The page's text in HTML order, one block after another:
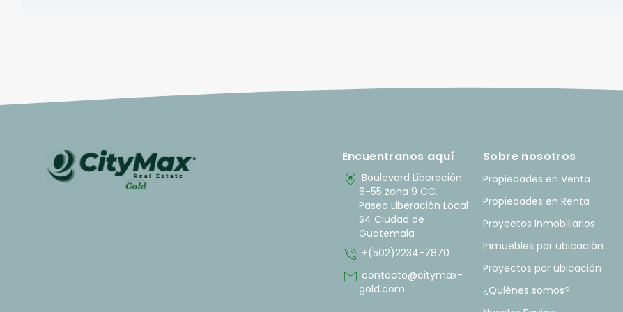
Encuentranos aquí
home_pin Boulevard Liberación
6-55 zona 9 CC.
Paseo Liberación Local
S4 Ciudad de
Guatemala
phone_in_talk +(502)2234-7870
mail contacto@citymax-
gold.com
Sobre nosotros
Propiedades en Venta
Propiedades en Renta
Proyectos Inmobiliarios
Inmuebles por ubicación
Proyectos por ubicación
¿Quiénes somos?